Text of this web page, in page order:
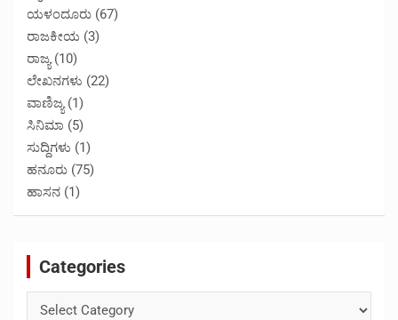
ಯಳಂದೂರು (67)
ರಾಜಕೀಯ (3)
ರಾಜ್ಯ(10)
ಲೇಖನಗಳು (22)
ವಾಣಿಜ್ಯ(1)
ಸಿನಿಮಾ (5)
ಸುದ್ದಿಗಳು (1)
ಹನೂರು (75)
ಹಾಸನ (1)
Categories